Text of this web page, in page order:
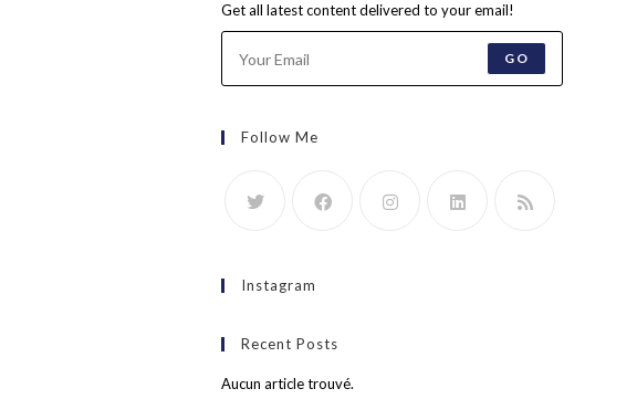
Get all latest content delivered to your email!
GO
Follow Me
Instagram
Recent Posts
Aucun article trouvé.